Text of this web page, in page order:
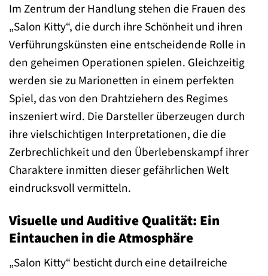
Im Zentrum der Handlung stehen die Frauen des
„Salon Kitty“, die durch ihre Schönheit und ihren
Verführungskünsten eine entscheidende Rolle in
den geheimen Operationen spielen. Gleichzeitig
werden sie zu Marionetten in einem perfekten
Spiel, das von den Drahtziehern des Regimes
inszeniert wird. Die Darsteller überzeugen durch
ihre vielschichtigen Interpretationen, die die
Zerbrechlichkeit und den Überlebenskampf ihrer
Charaktere inmitten dieser gefährlichen Welt
eindrucksvoll vermitteln.
Visuelle und Auditive Qualität: Ein
Eintauchen in die Atmosphäre
„Salon Kitty“ besticht durch eine detailreiche